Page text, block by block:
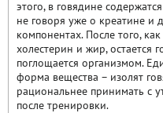
этого, в говядине
не говоря уже о креатине и
компонентах. После того,
холестерин и жир, остается
поглощается организмом.
форма вещества – изолят
рациональнее принимать с
после тренировки.